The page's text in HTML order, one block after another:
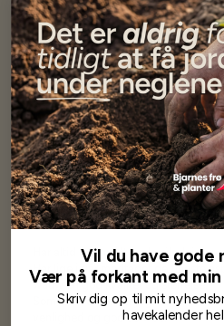
Specifikationer
Se mere af Alle produkter
Vores
Har altid kun mødt god vejledning
Har lige i går modtaget de fineste
wauw en god kvalitet og størrelse.
Som skrevet før når jeg har skrevet
venlighed og god service.
Vil du have gode
Vær på forkant med
Skriv dig op til mit
havekalender